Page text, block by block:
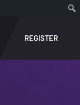
REGISTER